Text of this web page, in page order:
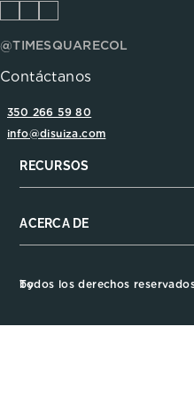
@TIMESQUARECOL
Contáctanos
350 266 59 80
info@disuiza.com
RECURSOS
ACERCA DE
Todos los derechos reservados Time Square 2022 Empowered by